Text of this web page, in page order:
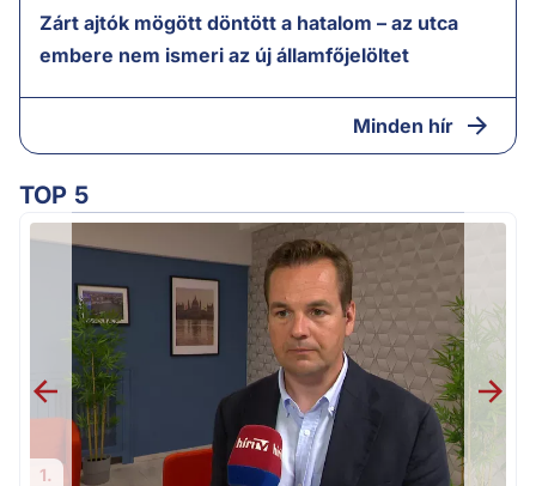
Zárt ajtók mögött döntött a hatalom – az utca
embere nem ismeri az új államfőjelöltet
Minden hír
TOP 5
1.